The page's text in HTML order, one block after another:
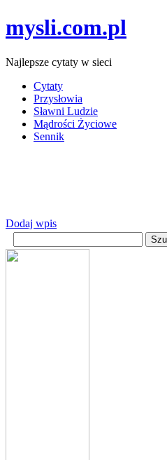
mysli.com.pl
Najlepsze cytaty w sieci
Cytaty
Przysłowia
Sławni Ludzie
Mądrości Życiowe
Sennik
Dodaj wpis